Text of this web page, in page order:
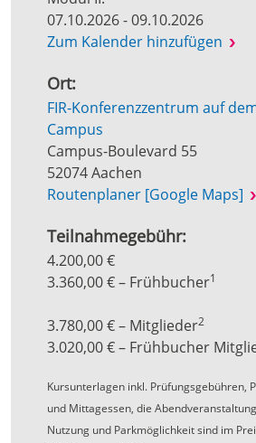
07.10.2026 - 09.10.2026
Zum Kalender hinzufügen
Ort:
FIR-Konferenzzentrum auf
Campus
Campus-Boulevard 55
52074 Aachen
Routenplaner [Google Maps]
Teilnahmegebühr:
4.200,00 €
3.360,00 € – Frühbucher1
3.780,00 € – Mitglieder2
3.020,00 € – Frühbucher
Kursunterlagen inkl. Prüfungsgebühren,
und Mittagessen, die
Nutzung und Parkmöglichkeit sind im